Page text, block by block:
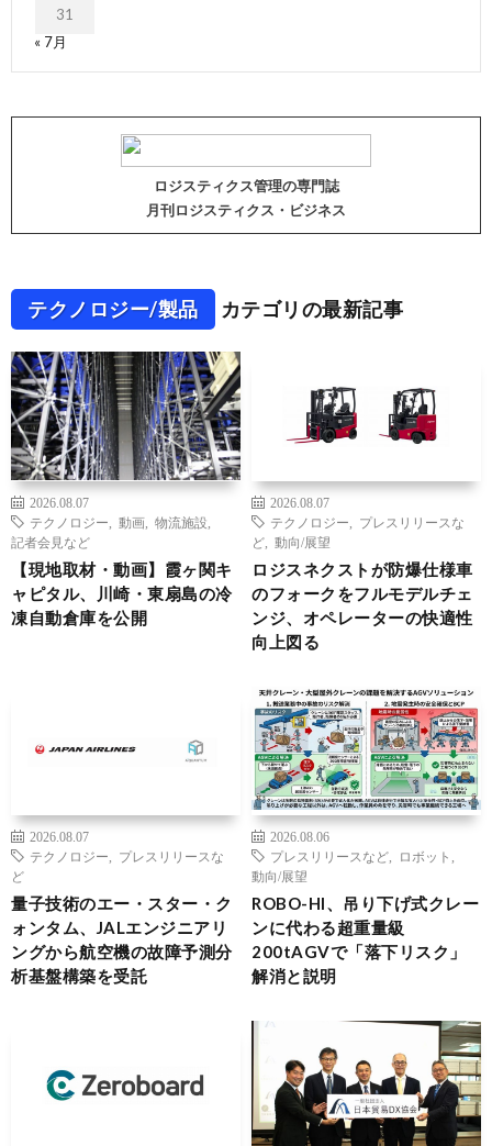
31
« 7月
ロジスティクス管理の専門誌
月刊ロジスティクス・ビジネス
テクノロジー/製品 カテゴリの最新記事
2026.08.07
テクノロジー
動画 物流施設
記者会見など
【現地取材・動画】霞ヶ関キ
ャピタル、川崎・東扇島の冷
凍自動倉庫を公開
2026.08.07
テクノロジー
プレスリリースな
ど
動向/展望
ロジスネクストが防爆仕様車
のフォークをフルモデルチェ
ンジ、オペレーターの快適性
向上図る
2026.08.07
テクノロジー
プレスリリースな
ど
量子技術のエー・スター・ク
ォンタム、JALエンジニアリ
ングから航空機の故障予測分
析基盤構築を受託
2026.08.06
プレスリリースなど
ロボット
動向/展望
ROBO-HI、吊り下げ式クレー
ンに代わる超重量級
200tAGVで「落下リスク」
解消と説明